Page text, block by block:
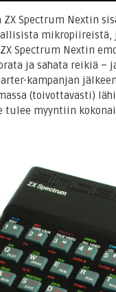
Spectrum Nextin
Spectrum Nextin
ja sahata reikiä –
kampanjan
(toivottavasti)
tulee myyntiin